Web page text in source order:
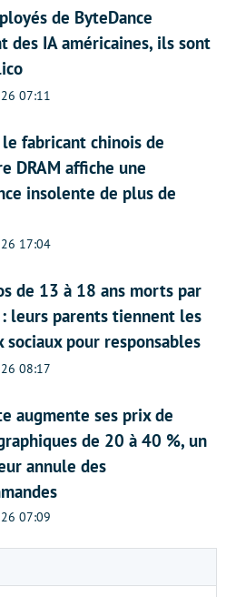
de ByteDance
des IA américaines, ils sont
07:11
le fabricant chinois de
DRAM affiche une
insolente de plus de
17:04
de 13 à 18 ans morts par
leurs parents tiennent les
sociaux pour responsables
08:17
augmente ses prix de
de 20 à 40 %, un
annule des
07:09